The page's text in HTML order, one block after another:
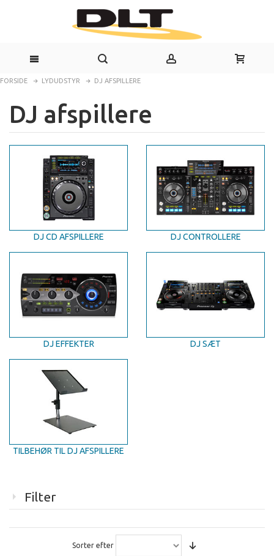
FORSIDE LYDUDSTYR DJ AFSPILLERE
DJ afspillere
DJ CD AFSPILLERE DJ CONTROLLERE
DJ EFFEKTER DJ SÆT
TILBEHØR TIL DJ AFSPILLERE
Filter
Sorter efter